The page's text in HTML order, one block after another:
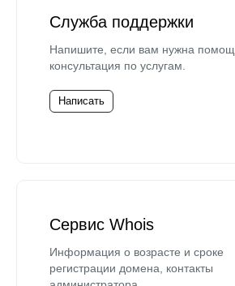
Служба поддержки
Напишите, если вам нужна
консультация по услугам.
Написать
Сервис Whois
Информация о возрасте и сроке
регистрации домена, контакты